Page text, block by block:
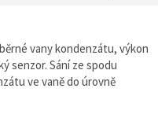
vany kondenzátu, výkon
senzor. Sání ze spodu
ve vaně do úrovně